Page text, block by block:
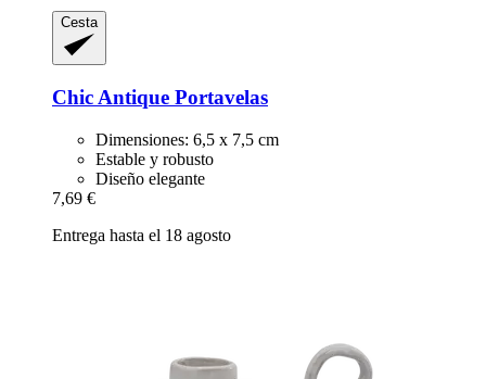
Cesta
Chic Antique Portavelas
Dimensiones: 6,5 x 7,5 cm
Estable y robusto
Diseño elegante
7,69 €
Entrega hasta el 18 agosto